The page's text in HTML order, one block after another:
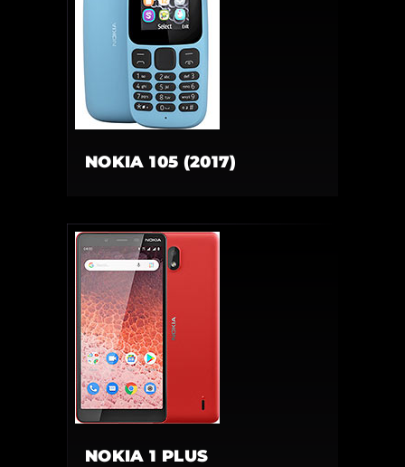
NOKIA 105 (2017)
NOKIA 1 PLUS